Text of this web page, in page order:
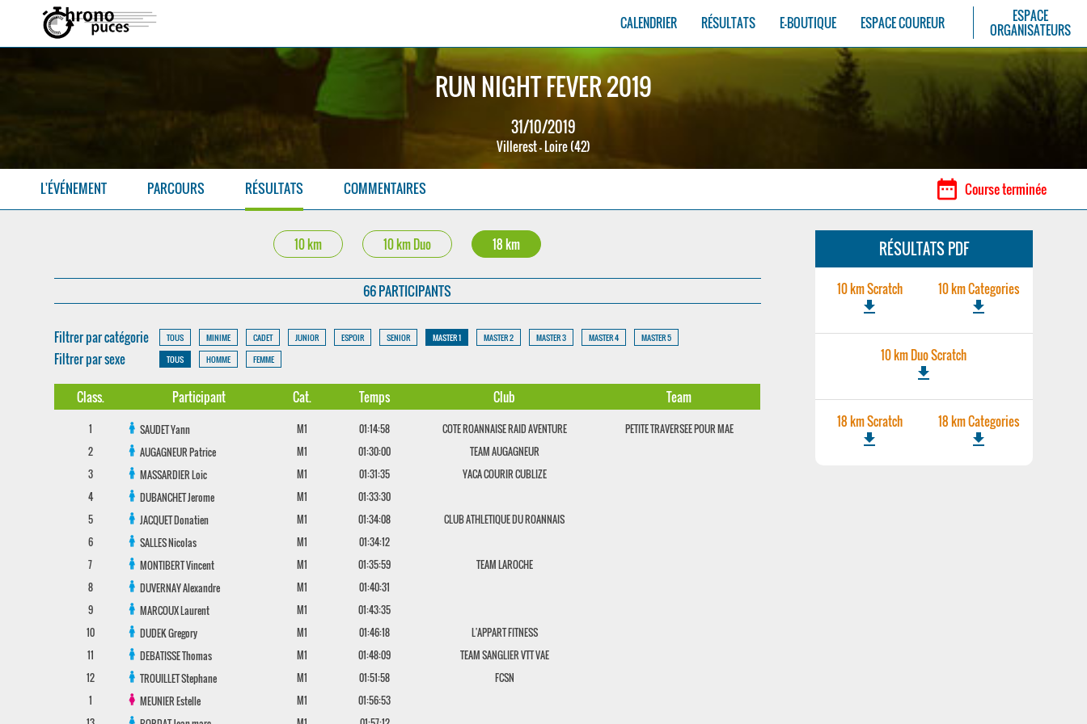
CALENDRIER RÉSULTATS E-BOUTIQUE ESPACE COUREUR
ESPACE
ORGANISATEURS
RUN NIGHT FEVER 2019
31/10/2019
Villerest - Loire (42)
L'ÉVÉNEMENT PARCOURS RÉSULTATS COMMENTAIRES date_range Course terminée
10 km 10 km Duo 18 km
66 PARTICIPANTS
Filtrer par catégorie TOUS MINIME CADET JUNIOR ESPOIR SENIOR MASTER 1 MASTER 2 MASTER 3 MASTER 4 MASTER 5
Filtrer par sexe TOUS HOMME FEMME
Class. Participant Cat. Temps Club Team
1 SAUDETYann M1 01:14:58 COTE ROANNAISE RAID AVENTURE
PETITE TRAVERSEE POUR MAE
2
AUGAGNEURPatrice M1 01:30:00
TEAM AUGAGNEUR
3
MASSARDIERLoic M1 01:31:35
YACA COURIR CUBLIZE
4
DUBANCHETJerome M1
01:33:30
5
JACQUETDonatien M1 01:34:08
CLUB ATHLETIQUE DU ROANNAIS
6
SALLESNicolas M1
01:34:12
7
MONTIBERTVincent M1 01:35:59
TEAM LAROCHE
8
DUVERNAYAlexandre M1
01:40:31
9
MARCOUXLaurent M1
01:43:35
10
DUDEKGregory M1 01:46:18
L'APPART FITNESS
11
DEBATISSEThomas M1 01:48:09
TEAM SANGLIER VTT VAE
12
TROUILLETStephane M1 01:51:58
FCSN
1
MEUNIEREstelle M1
01:56:53
RÉSULTATS PDF
10 km Scratch
file_download
10 km Categories
file_download
10 km Duo Scratch
file_download
18 km Scratch
file_download
18 km Categories
file_download